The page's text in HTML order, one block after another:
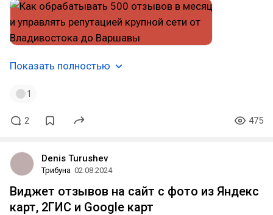
Показать полностью
1
2 475
Denis Turushev
Трибуна 02.08.2024
Виджет отзывов на сайт с фото из Яндекс
карт, 2ГИС и Google карт